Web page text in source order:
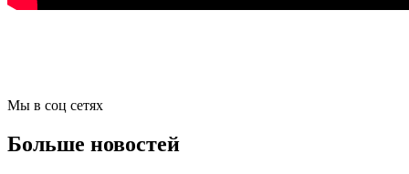
Мы в соц сетях
Больше новостей